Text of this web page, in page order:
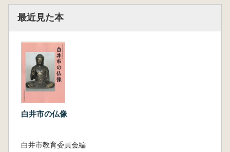
最近見た本
白井市の仏像
白井市教育委員会編